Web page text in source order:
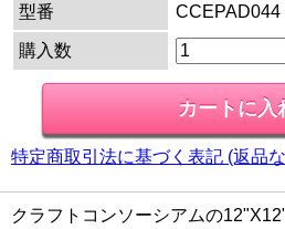
型番
購入数
特定商取引法に基づく表記 (返品
クラフトコンソーシアムの